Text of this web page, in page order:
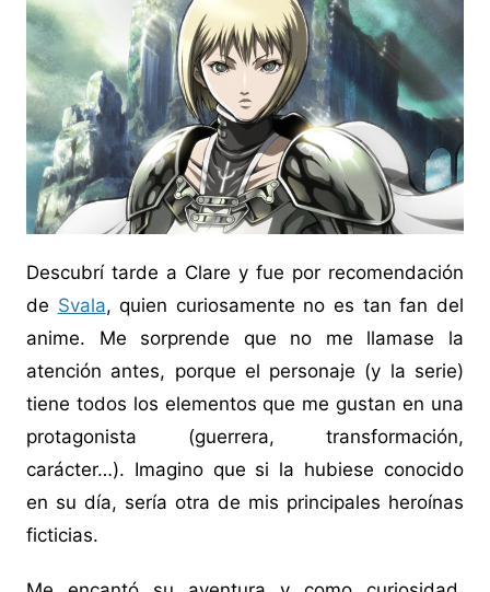
Descubrí tarde a Clare y fue por recomendación
de Svala, quien curiosamente no es tan fan del
anime. Me sorprende que no me llamase la
atención antes, porque el personaje (y la serie)
tiene todos los elementos que me gustan en una
protagonista (guerrera, transformación,
carácter…). Imagino que si la hubiese conocido
en su día, sería otra de mis principales heroínas
ficticias.